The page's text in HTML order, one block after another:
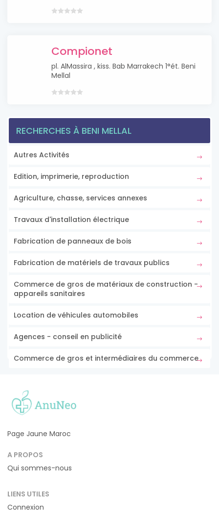
Compionet
pl. AlMassira , kiss. Bab Marrakech 1°ét. Beni
Mellal
RECHERCHES À BENI MELLAL
Autres Activités
Edition, imprimerie, reproduction
Agriculture, chasse, services annexes
Travaux d'installation électrique
Fabrication de panneaux de bois
Fabrication de matériels de travaux publics
Commerce de gros de matériaux de construction -
appareils sanitaires
Location de véhicules automobiles
Agences - conseil en publicité
Commerce de gros et intermédiaires du commerce
Page Jaune Maroc
A PROPOS
Qui sommes-nous
LIENS UTILES
Connexion